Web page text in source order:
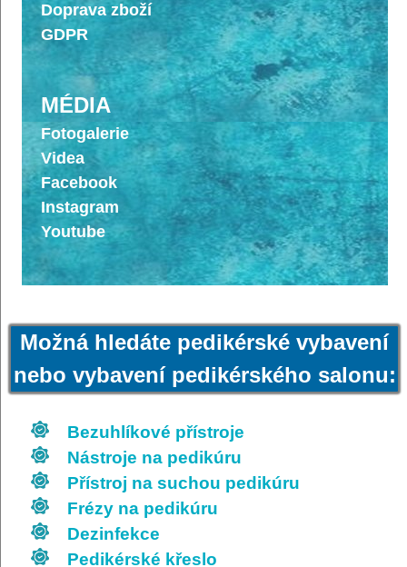
Doprava zboží
GDPR
MÉDIA
Fotogalerie
Videa
Facebook
Instagram
Youtube
Možná hledáte pedikérské vybavení
nebo vybavení pedikérského salonu:
Bezuhlíkové přístroje
Nástroje na pedikúru
Přístroj na suchou pedikúru
Frézy na pedikúru
Dezinfekce
Pedikérské křeslo